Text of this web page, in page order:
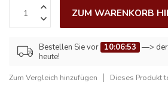
ZUM WARENKORB
Bestellen Sie vor 10:06:53 —> der
heute!
Zum Vergleich hinzufügen Dieses Produkt